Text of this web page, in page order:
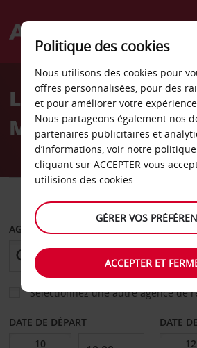
Welcome
AvisLocation de
Mersebourg
AGENCE DE DÉPART
Sélectionnez une autre agence de
DATE DE DÉPART DATE
Politique des cookies
Nous utilisons des cookies pour
offres personnalisées, pour des
et pour améliorer votre
Nous partageons également nos
partenaires publicitaires et
d’informations, voir notre
cliquant sur ACCEPTER vous
utilisions des cookies.
GÉRER VOS
ACCEPTER ET